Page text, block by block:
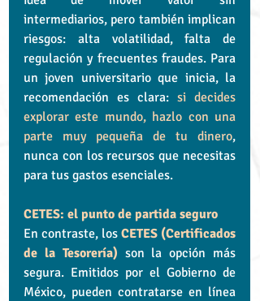
intermediarios, pero también implican
riesgos: alta volatilidad, falta de
regulación y frecuentes fraudes. Para
un joven universitario que inicia, la
recomendación es clara: si decides
explorar este mundo, hazlo con una
parte muy pequeña de tu dinero,
nunca con los recursos que necesitas
para tus gastos esenciales.
CETES: el punto de partida seguro
En contraste, los CETES (Certificados
de la Tesorería) son la opción más
segura. Emitidos por el Gobierno de
México, pueden contratarse en línea